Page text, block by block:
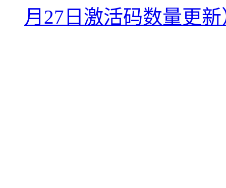
月27日激活码数量更